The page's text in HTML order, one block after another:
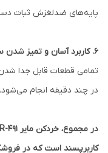
پایه‌های ضدلغزش ثبات
۶. کاربرد آسان و تمیز شدن سریع:
تمامی قطعات قابل جدا
در چند دقیقه انجام می‌شود.
کاربرپسند است که در